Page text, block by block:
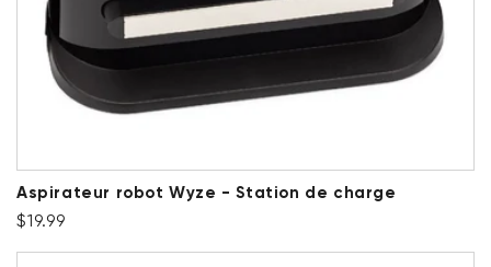
Aspirateur robot Wyze - Station de charge
Prix ​​régulier
$19.99